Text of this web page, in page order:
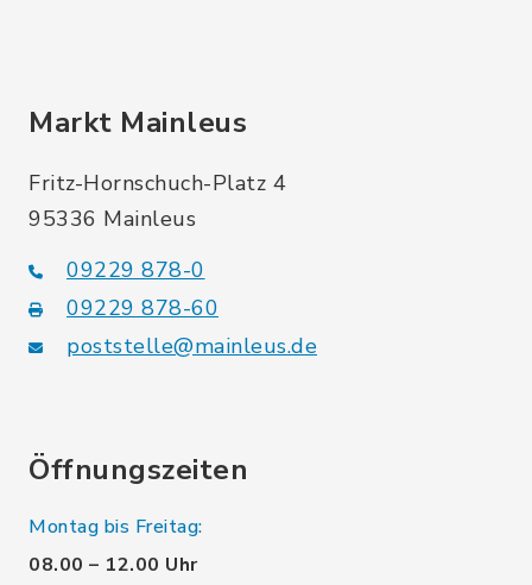
Markt Mainleus
Fritz-Hornschuch-Platz 4
95336 Mainleus
09229 878-0
09229 878-60
poststelle@mainleus.de
Öffnungszeiten
Montag bis Freitag:
08.00 – 12.00 Uhr